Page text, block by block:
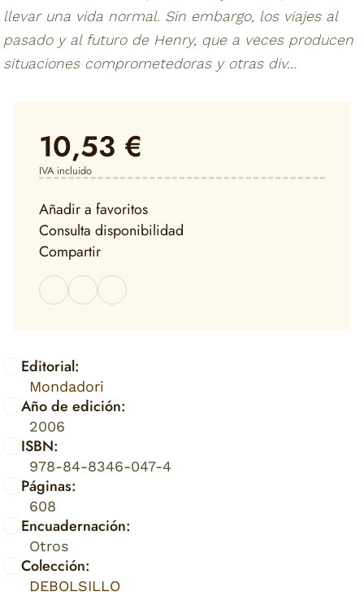
llevar una vida normal. Sin embargo, los viajes al
pasado y al futuro de Henry, que a veces producen
situaciones comprometedoras y otras div...
Editorial:
Mondadori
Año de edición:
2006
ISBN:
978-84-8346-047-4
Páginas:
608
Encuadernación:
Otros
Colección:
DEBOLSILLO
10,53 €
IVA incluido
Añadir a favoritos
Consulta disponibilidad
Compartir